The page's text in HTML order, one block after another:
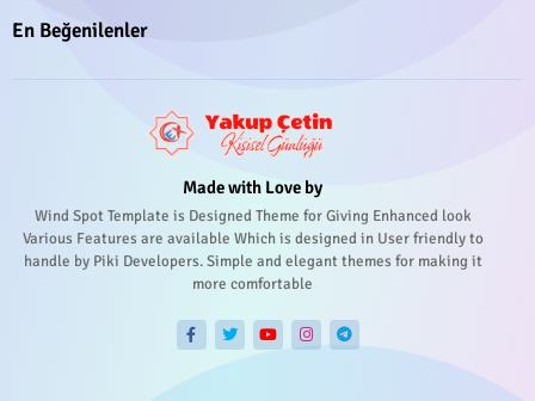
En Beğenilenler
Made with Love by
Wind Spot Template is Designed Theme for Giving Enhanced look
Various Features are available Which is designed in User friendly to
handle by Piki Developers. Simple and elegant themes for making it
more comfortable